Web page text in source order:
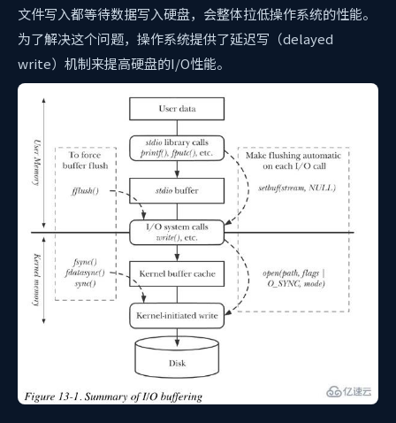
文件写入都等待数据写入硬盘，会整体拉低操作系统的性能。
为了解决这个问题，操作系统提供了延迟写（delayed
write）机制来提高硬盘的I/O性能。